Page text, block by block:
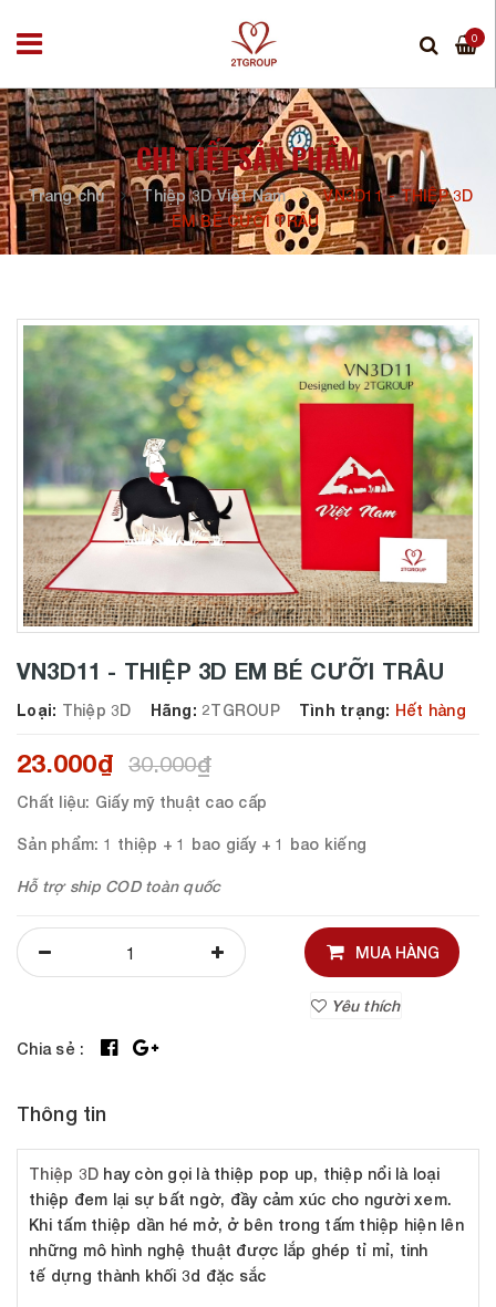
0
CHI TIẾT SẢN PHẨM
Trang chủ Thiệp 3D Việt Nam
VN3D11 - THIỆP 3D
EM BÉ CƯỠI TRÂU
VN3D11 - THIỆP 3D EM BÉ CƯỠI TRÂU
Loại: Thiệp 3D Hãng: 2TGROUPTình trạng: Hết hàng
23.000₫ 30.000₫
Chất liệu: Giấy mỹ thuật cao cấp
Sản phẩm: 1 thiệp + 1 bao giấy + 1 bao kiếng
Hỗ trợ ship COD toàn quốc
MUA HÀNG
Yêu thích
Chia sẻ :
Thông tin
Thiệp 3D hay còn gọi là thiệp pop up, thiệp nổi là loại
thiệp đem lại sự bất ngờ, đầy cảm xúc cho người xem.
Khi tấm thiệp dần hé mở, ở bên trong tấm thiệp hiện lên
những mô hình nghệ thuật được lắp ghép tỉ mỉ, tinh
tế dựng thành khối 3d đặc sắc